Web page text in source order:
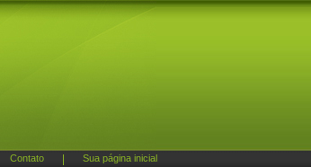
Contato Sua página inicial